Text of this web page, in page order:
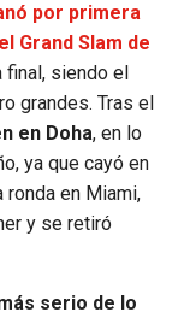
por primera
Grand Slam de
siendo el
grandes. Tras el
en Doha, en lo
ya que cayó en
en Miami,
y se retiró
serio de lo